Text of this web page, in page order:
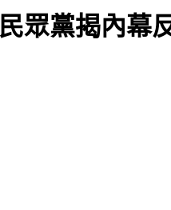
眾黨揭內幕